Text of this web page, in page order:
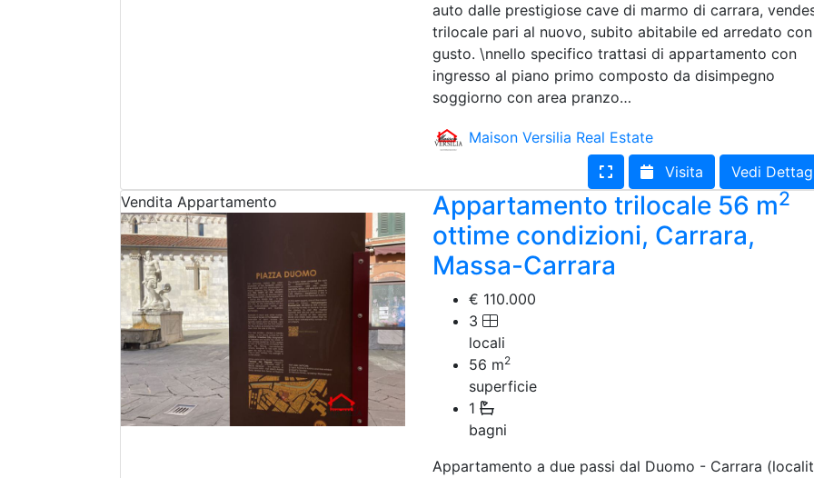
auto dalle prestigiose cave di marmo di carrara,
trilocale pari al nuovo, subito abitabile ed arredato con
gusto. \nnello specifico trattasi di appartamento con
ingresso al piano primo composto da disimpegno
soggiorno con area pranzo…
Maison Versilia Real Estate
Visita
Vedi
Vendita Appartamento Appartamento trilocale 56 m2
ottime condizioni, Carrara,
Massa-Carrara
€ 110.000
3
locali
56 m2
superficie
1
bagni
Appartamento a due passi dal Duomo - Carrara